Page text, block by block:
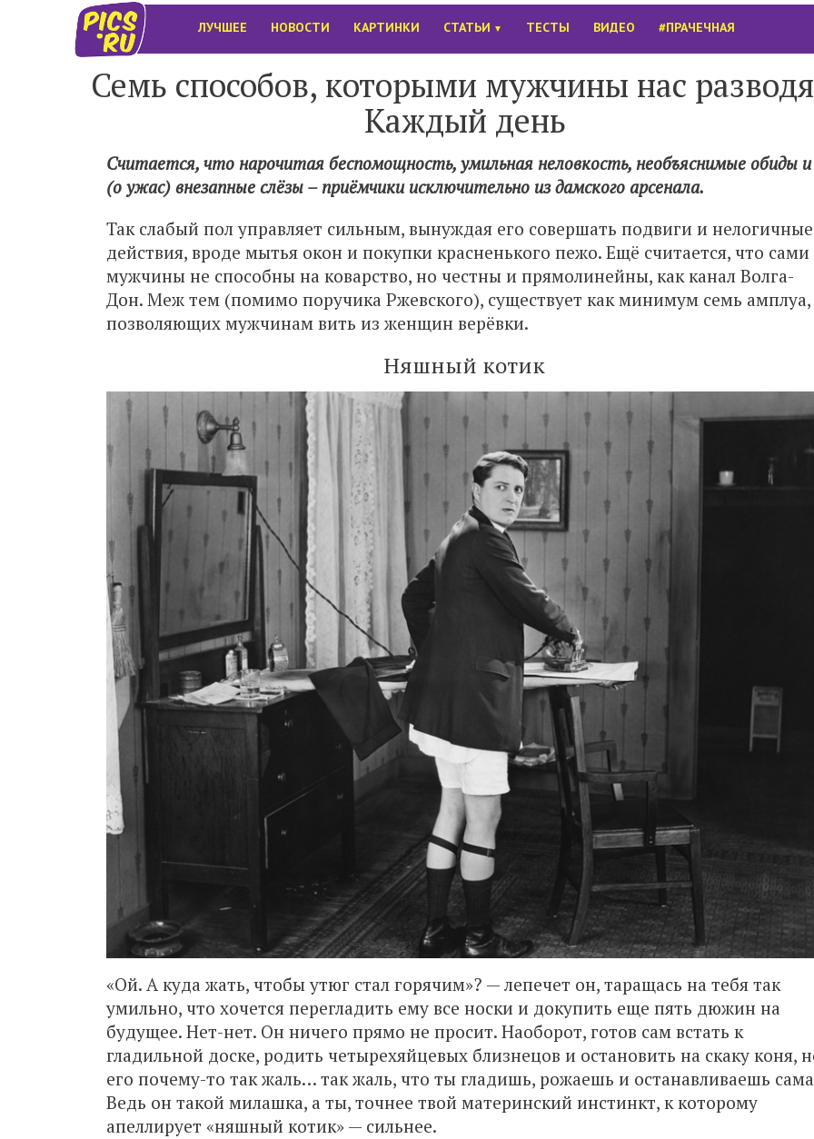
ЛУЧШЕЕ НОВОСТИ КАРТИНКИ СТАТЬИ ▼ ТЕСТЫ ВИДЕО #ПРАЧЕЧНАЯ
Семь способов, которыми мужчины нас
Каждый день
Считается, что нарочитая беспомощность, умильная неловкость, необъяснимые обиды и
(о ужас) внезапные слёзы – приёмчики исключительно из дамского арсенала.
Так слабый пол управляет сильным, вынуждая его совершать подвиги и нелогичные
действия, вроде мытья окон и покупки красненького пежо. Ещё считается, что сами
мужчины не способны на коварство, но честны и прямолинейны, как канал Волга-
Дон. Меж тем (помимо поручика Ржевского), существует как минимум семь амплуа,
позволяющих мужчинам вить из женщин верёвки.
Няшный котик
«Ой. А куда жать, чтобы утюг стал горячим»? — лепечет он, таращась на тебя так
умильно, что хочется перегладить ему все носки и докупить еще пять дюжин на
будущее. Нет-нет. Он ничего прямо не просит. Наоборот, готов сам встать к
гладильной доске, родить четырехяйцевых близнецов и остановить на скаку коня,
его почему-то так жаль… так жаль, что ты гладишь, рожаешь и останавливаешь
Ведь он такой милашка, а ты, точнее твой материнский инстинкт, к которому
апеллирует «няшный котик» — сильнее.